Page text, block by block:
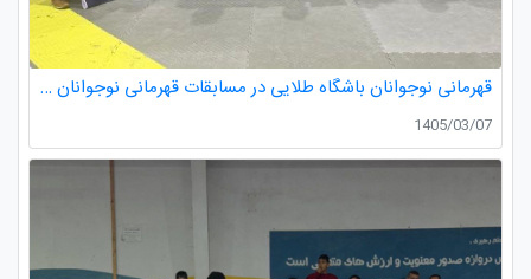
قهرمانی نوجوانان باشگاه طلایی در مسابقات قهرمانی نوجوانان تکواندو استان گیلان
1405/03/07